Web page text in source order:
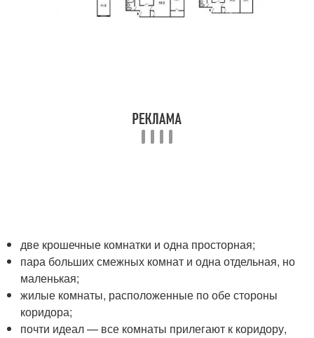
две крошечные комнатки и одна просторная;
пара больших смежных комнат и одна отдельная, но
маленькая;
жилые комнаты, расположенные по обе стороны
коридора;
почти идеал — все комнаты прилегают к коридору,